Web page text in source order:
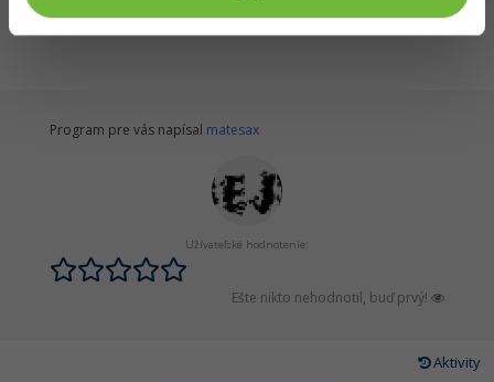
Time management
Kybernetická bezpečnost
Elektronický podpis
Fórum
Program pre vás napísal matesax
Užívateľské hodnotenie:
Ešte nikto nehodnotil, buď prvý!
Aktivity